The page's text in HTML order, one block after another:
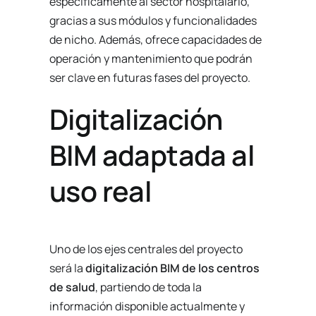
gracias a sus módulos y funcionalidades
de nicho. Además, ofrece capacidades de
operación y mantenimiento que podrán
ser clave en futuras fases del proyecto.
Digitalización
BIM adaptada al
uso real
Uno de los ejes centrales del proyecto
será ladigitalización BIM de los centros
de salud, partiendo de toda la
información disponible actualmente y